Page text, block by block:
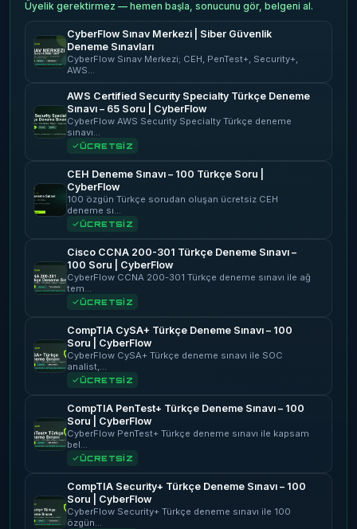
Üyelik gerektirmez — hemen başla, sonucunu gör, belgeni al.
CyberFlow Sınav Merkezi | Siber Güvenlik
Deneme Sınavları
CyberFlow Sınav Merkezi; CEH, PenTest+, Security+,
AWS…
AWS Certified Security Specialty Türkçe Deneme
Sınavı – 65 Soru | CyberFlow
CyberFlow AWS Security Specialty Türkçe deneme
sınavı…
ÜCRETSİZ
CEH Deneme Sınavı – 100 Türkçe Soru |
CyberFlow
100 özgün Türkçe sorudan oluşan ücretsiz CEH
deneme sı…
ÜCRETSİZ
Cisco CCNA 200-301 Türkçe Deneme Sınavı –
100 Soru | CyberFlow
CyberFlow CCNA 200-301 Türkçe deneme sınavı ile ağ
tem…
ÜCRETSİZ
CompTIA CySA+ Türkçe Deneme Sınavı – 100
Soru | CyberFlow
CyberFlow CySA+ Türkçe deneme sınavı ile SOC
analist,…
ÜCRETSİZ
CompTIA PenTest+ Türkçe Deneme Sınavı – 100
Soru | CyberFlow
CyberFlow PenTest+ Türkçe deneme sınavı ile kapsam
bel…
ÜCRETSİZ
CompTIA Security+ Türkçe Deneme Sınavı – 100
Soru | CyberFlow
CyberFlow Security+ Türkçe deneme sınavı ile 100
özgün…